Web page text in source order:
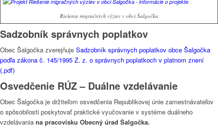
Riešenie migračných výziev v obci Šalgočka
Sadzobník správnych poplatkov
Obec Šalgočka zverejňuje Sadzobník správnych poplatkov obce Šalgočka
podľa zákona č. 145/1995 Z. z. o správnych poplatkoch v platnom znení
(.pdf)
Osvedčenie RÚZ – Duálne vzdelávanie
Obec Šalgočka je držiteľom osvedčenia Republikovej únie zamestnávateľov
o spôsobilosti poskytovať praktické vyučovanie v systéme duálneho
vzdelávania na pracovisku Obecný úrad Šalgočka.